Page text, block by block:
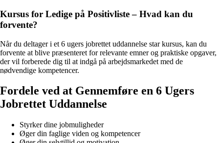
Kursus for Ledige på Positivliste – Hvad kan du
forvente?
Når du deltager i et 6 ugers jobrettet uddannelse star kursus, kan du
forvente at blive præsenteret for relevante emner og praktiske opgaver,
der vil forberede dig til at indgå på arbejdsmarkedet med de
nødvendige kompetencer.
Fordele ved at Gennemføre en 6 Ugers
Jobrettet Uddannelse
Styrker dine jobmuligheder
Øger din faglige viden og kompetencer